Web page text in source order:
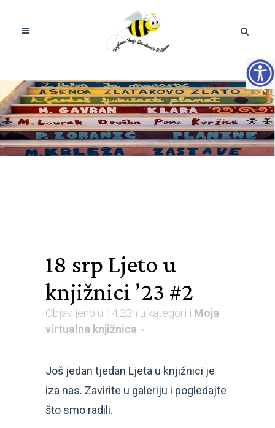
18 srp Ljeto u
knjižnici ’23 #2
Objavljeno u 14:23h u kategoriji Moja
virtualna knjižnica
Još jedan tjedan Ljeta u knjižnici je
iza nas. Zavirite u galeriju i pogledajte
što smo radili.